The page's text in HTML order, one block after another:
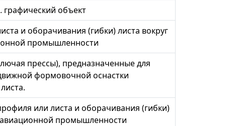
графический объект
и оборачивания (гибки) листа вокруг
промышленности
прессы), предназначенные для
формовочной оснастки
или листа и оборачивания (гибки)
промышленности